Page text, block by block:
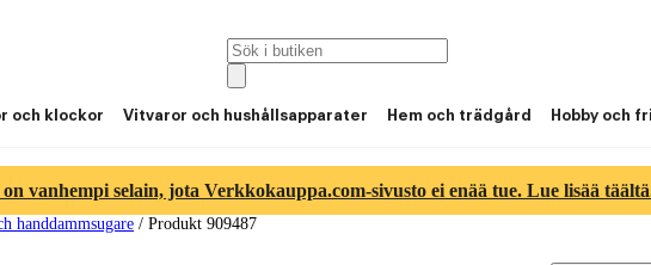
och klockor Vitvaror och hushållsapparater Hem och trädgård Hobby och
on vanhempi selain, jota Verkkokauppa.com-sivusto ei enää tue. Lue lisää
handdammsugare / Produkt 909487